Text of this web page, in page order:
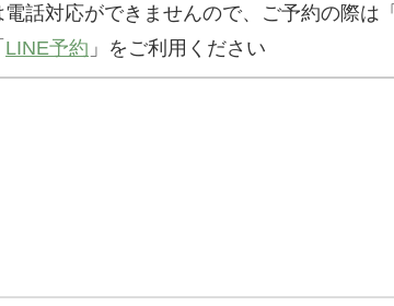
話対応ができませんので、ご予約の際は「
LINE予約 」をご利用ください